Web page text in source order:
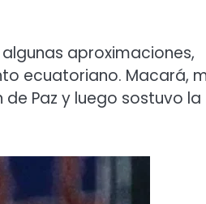
aproximaciones,
ecuatoriano. Macará,
Paz y luego sostuvo la